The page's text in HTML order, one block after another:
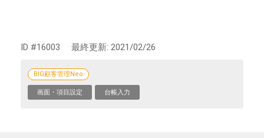
ID #16003 最終更新: 2021/02/26
BIG顧客管理Neo
画面・項目設定 台帳入力